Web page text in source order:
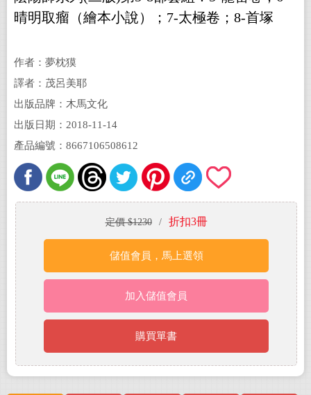
晴明取瘤（繪本小說）；7-太極卷；8-首塚
作者：夢枕獏
譯者：茂呂美耶
出版品牌：木馬文化
出版日期：2018-11-14
產品編號：8667106508612
定價 $1230 / 折扣3冊
儲值會員，馬上選領
加入儲值會員
購買單書